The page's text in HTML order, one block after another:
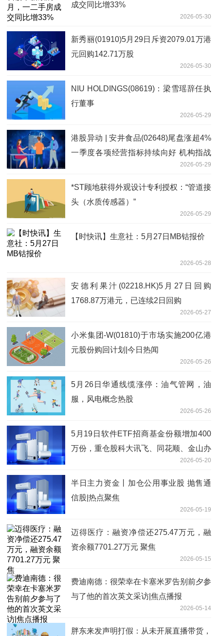
成交同比增33%
2026-05-30
新秀丽(01910)5月29日斥资2079.01万港
元回购142.71万股
2026-05-30
NIU HOLDINGS(08619)：梁雪瑶辞任执
行董事
2026-05-29
港股异动 | 安井食品(02648)尾盘涨超4%
一季度各项经营指标持续向好 机构指战
2026-05-29
*ST顾地获得外观设计专利授权：“管道接
头（水质传感器）”
2026-05-29
【时快讯】生意社：5月27日MB钴报价
2026-05-28
安德利果汁(02218.HK)5月27日回购
1768.87万港元，已连续2日回购
2026-05-27
小米集团-W(01810)于市场实施200亿港
元股份购回计划|今日热闻
2026-05-26
5月26日华通线缆涨停：油气管网，油
服，风电概念热股
2026-05-26
5月19日软件ETF招商基金份额增加400
万份，重仓股科大讯飞、同花顺、金山办
2026-05-20
半日主力资金丨加仓公用事业股 抛售通
信股|热点聚焦
2026-05-19
迈得医疗：融资净偿还275.47万元，融
资余额7701.27万元 聚焦
2026-05-15
费迪南德：很荣幸在卡塞米罗告别前夕参
与了他的首次英文采访|焦点播报
2026-05-14
胖东来发声明打假：从未开展直播带货，